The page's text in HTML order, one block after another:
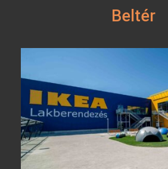
Beltér